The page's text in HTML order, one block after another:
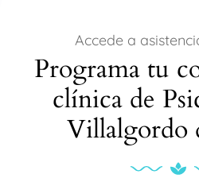
Accede a
Programa tu
clínica de
Villalgordo